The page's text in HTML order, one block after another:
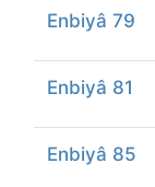
Enbiyâ 79
Enbiyâ 81
Enbiyâ 85